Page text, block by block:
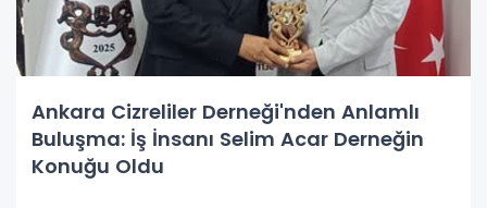
Ankara Cizreliler Derneği'nden Anlamlı
Buluşma: İş İnsanı Selim Acar Derneğin
Konuğu Oldu